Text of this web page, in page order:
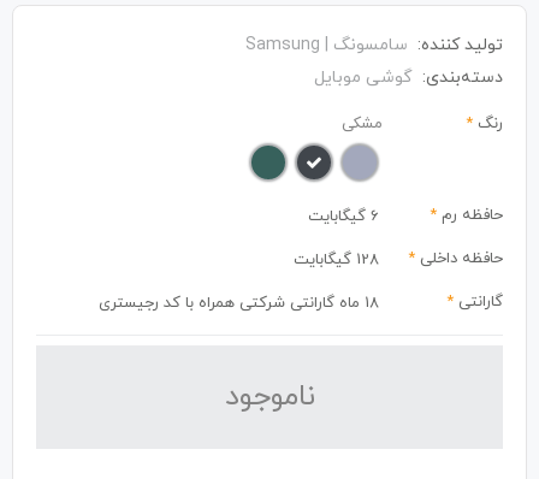
تولید کننده: سامسونگ | Samsung
دسته‌بندی: گوشی موبایل
رنگ * مشکی
حافظه رم *
6 گیگابایت
حافظه داخلی *
128 گیگابایت
گارانتی * 18 ماه گارانتی شرکتی همراه با کد رجیستری
نا‌موجود